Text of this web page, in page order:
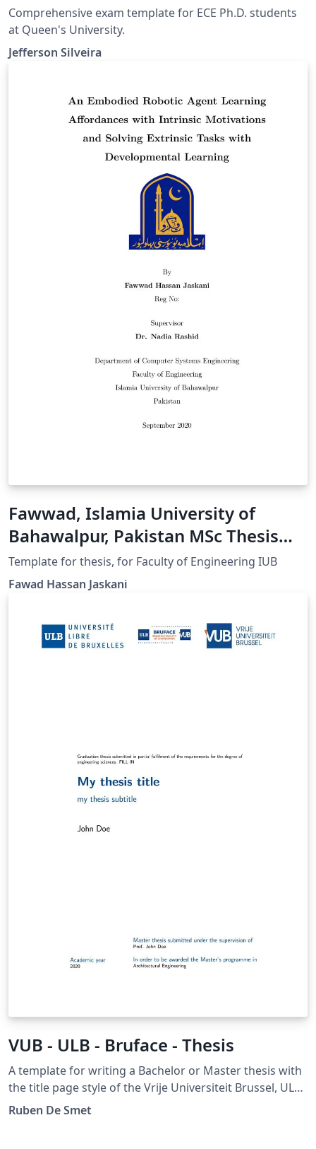
Comprehensive exam template for ECE Ph.D. students
at Queen's University.
Jefferson Silveira
Fawwad, Islamia University of
Bahawalpur, Pakistan MSc Thesis
(Sample)
Template for thesis, for Faculty of Engineering IUB
Fawad Hassan Jaskani
VUB - ULB - Bruface - Thesis
A template for writing a Bachelor or Master thesis with
the title page style of the Vrije Universiteit Brussel, ULB
and Bruface. Please report bugs at
Ruben De Smet